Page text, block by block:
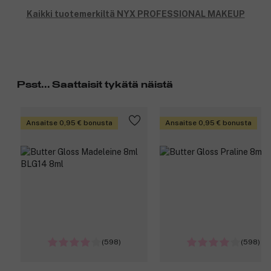
Kaikki tuotemerkiltä NYX PROFESSIONAL MAKEUP
Psst... Saattaisit tykätä näistä
Ansaitse 0,95 € bonusta
(598)
Ansaitse 0,95 € bonusta
(598)